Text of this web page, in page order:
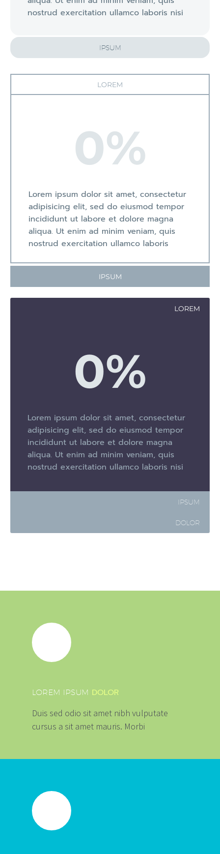
nostrud exercitation ullamco laboris nisi
IPSUM
LOREM
0%
Lorem ipsum dolor sit amet, consectetur
adipisicing elit, sed do eiusmod tempor
incididunt ut labore et dolore magna
aliqua. Ut enim ad minim veniam, quis
nostrud exercitation ullamco laboris
IPSUM
LOREM
0%
Lorem ipsum dolor sit amet, consectetur
adipisicing elit, sed do eiusmod tempor
incididunt ut labore et dolore magna
aliqua. Ut enim ad minim veniam, quis
nostrud exercitation ullamco laboris nisi
IPSUM
DOLOR
LOREM IPSUM DOLOR
Duis sed odio sit amet nibh vulputate
cursus a sit amet mauris. Morbi